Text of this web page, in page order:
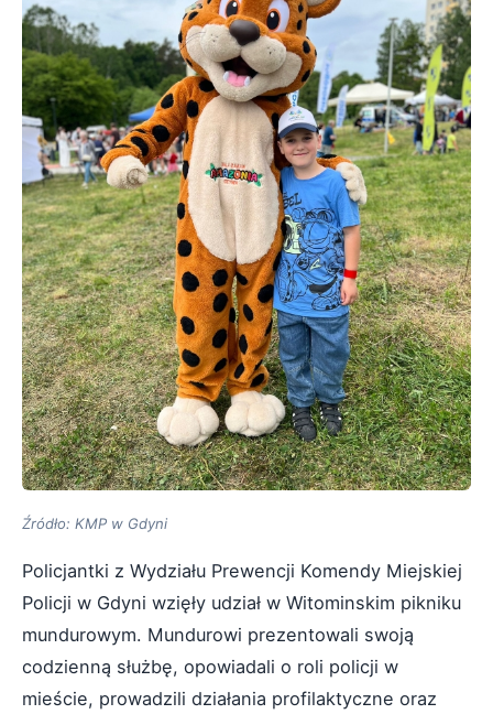
Źródło: KMP w Gdyni
Policjantki z Wydziału Prewencji Komendy Miejskiej
Policji w Gdyni wzięły udział w Witominskim pikniku
mundurowym. Mundurowi prezentowali swoją
codzienną służbę, opowiadali o roli policji w
mieście, prowadzili działania profilaktyczne oraz